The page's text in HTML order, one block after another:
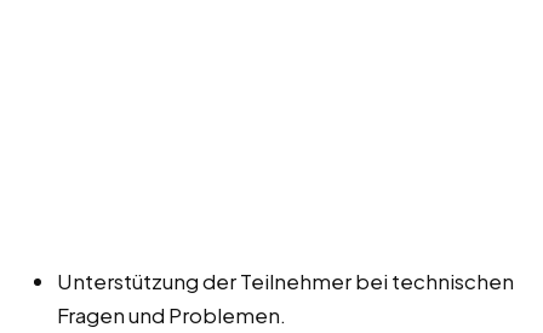
Unterstützung der Teilnehmer bei technischen
Fragen und Problemen.